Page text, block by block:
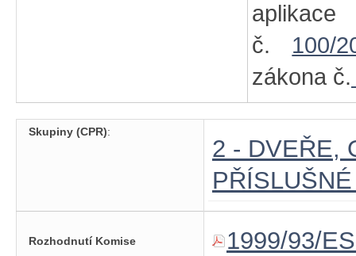
č. 100/
zákona č.
Skupiny (CPR):
2 - DVEŘE,
Rozhodnutí Komise 1999/93/